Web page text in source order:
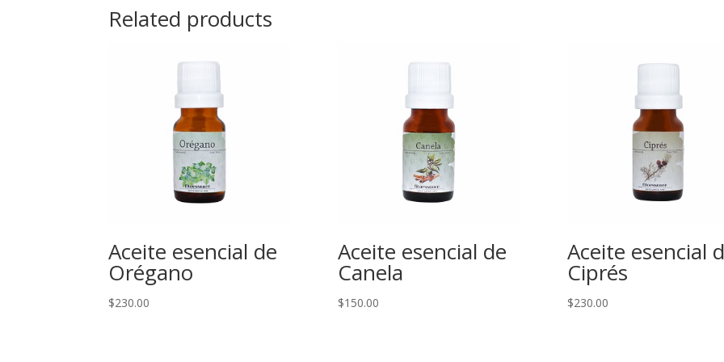
Related products
Aceite esencial de
Orégano
$230.00
Aceite esencial de
Canela
$150.00
Aceite esencial
Ciprés
$230.00